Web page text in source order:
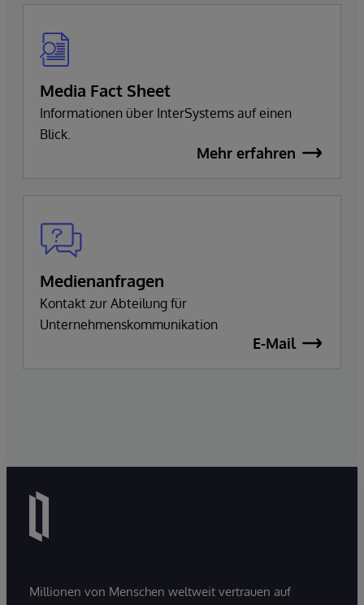
Media Fact Sheet
Informationen über InterSystems auf einen
Blick.
Mehr erfahren
Medienanfragen
Kontakt zur Abteilung für
Unternehmenskommunikation
E-Mail
Millionen von Menschen weltweit vertrauen auf